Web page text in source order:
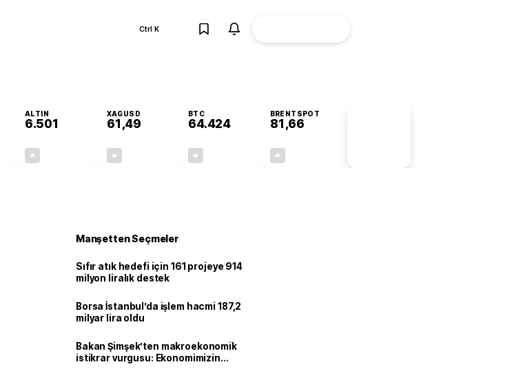
Ctrl K
ALTIN
6.501
XAGUSD
61,49
BTC
64.424
BRENTSPOT
81,66
Manşetten Seçmeler
Sıfır atık hedefi için 161 projeye 914
milyon liralık destek
Borsa İstanbul’da işlem hacmi 187,2
milyar lira oldu
Bakan Şimşek’ten makroekonomik
istikrar vurgusu: Ekonomimizin